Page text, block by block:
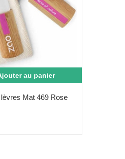
au panier
Mat 469 Rose